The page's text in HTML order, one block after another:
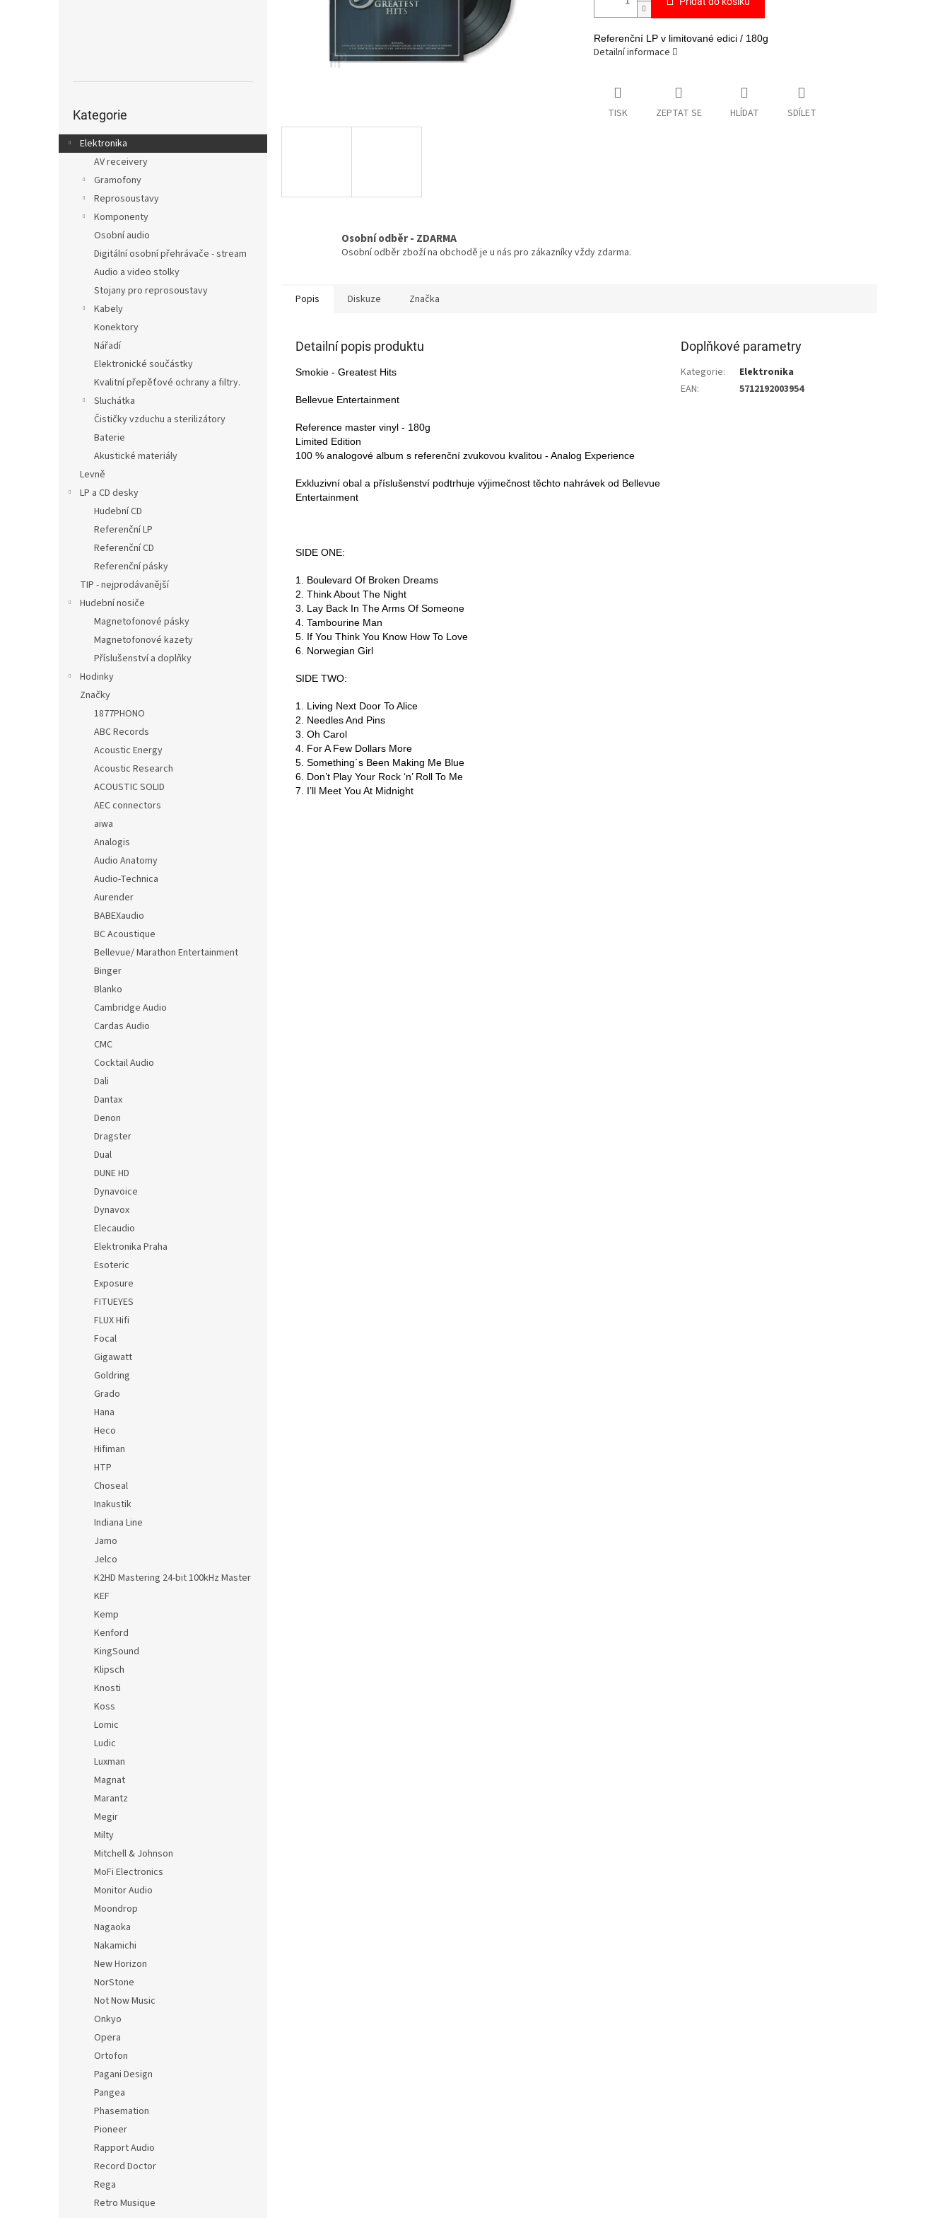
kategorie
Kategorie
Elektronika
AV receivery
Gramofony
Reprosoustavy
Komponenty
Osobní audio
Digitální osobní přehrávače - stream
Audio a video stolky
Stojany pro reprosoustavy
Kabely
Konektory
Nářadí
Elektronické součástky
Kvalitní přepěťové ochrany a filtry.
Sluchátka
Čističky vzduchu a sterilizátory
Baterie
Akustické materiály
Levně
LP a CD desky
Hudební CD
Referenční LP
Referenční CD
Referenční pásky
TIP - nejprodávanější
Hudební nosiče
Magnetofonové pásky
Magnetofonové kazety
Příslušenství a doplňky
Hodinky
Značky
1877PHONO
ABC Records
Acoustic Energy
Acoustic Research
ACOUSTIC SOLID
AEC connectors
aiwa
Analogis
Audio Anatomy
Audio-Technica
Aurender
BABEXaudio
BC Acoustique
Bellevue/ Marathon Entertainment
Binger
Blanko
Cambridge Audio
Cardas Audio
CMC
Cocktail Audio
Dali
Dantax
Denon
Dragster
Dual
DUNE HD
Dynavoice
Dynavox
Elecaudio
Elektronika Praha
Esoteric
Exposure
FITUEYES
FLUX Hifi
Focal
Gigawatt
Goldring
Grado
Hana
Heco
Hifiman
HTP
Choseal
Inakustik
Indiana Line
Jamo
Jelco
K2HD Mastering 24-bit 100kHz Master
KEF
Kemp
Kenford
KingSound
Klipsch
Knosti
Koss
Lomic
Ludic
Luxman
Magnat
Marantz
Megir
Milty
Mitchell & Johnson
MoFi Electronics
Monitor Audio
Moondrop
Nagaoka
Nakamichi
New Horizon
NorStone
Not Now Music
Onkyo
Opera
Ortofon
Pagani Design
Pangea
Phasemation
Pioneer
Rapport Audio
Record Doctor
Rega
Retro Musique
Referenční LP v limitované edici / 180g
Detailní informace
TISK ZEPTAT SE HLÍDAT SDÍLET
Osobní odběr - ZDARMA
Osobní odběr zboží na obchodě je u nás pro zákazníky vždy zdarma.
Popis Diskuze Značka
Detailní popis produktu
Smokie - Greatest Hits
Bellevue Entertainment
Reference master vinyl - 180g
Limited Edition
100 % analogové album s referenční zvukovou kvalitou - Analog Experience
Exkluzivní obal a příslušenství podtrhuje výjimečnost těchto nahrávek od Bellevue
Entertainment
SIDE ONE:
1. Boulevard Of Broken Dreams
2. Think About The Night
3. Lay Back In The Arms Of Someone
4. Tambourine Man
5. If You Think You Know How To Love
6. Norwegian Girl
SIDE TWO:
1. Living Next Door To Alice
2. Needles And Pins
3. Oh Carol
4. For A Few Dollars More
5. Something´s Been Making Me Blue
6. Don’t Play Your Rock ‘n’ Roll To Me
7. I’ll Meet You At Midnight
Doplňkové parametry
Kategorie:
Elektronika
EAN: 5712192003954